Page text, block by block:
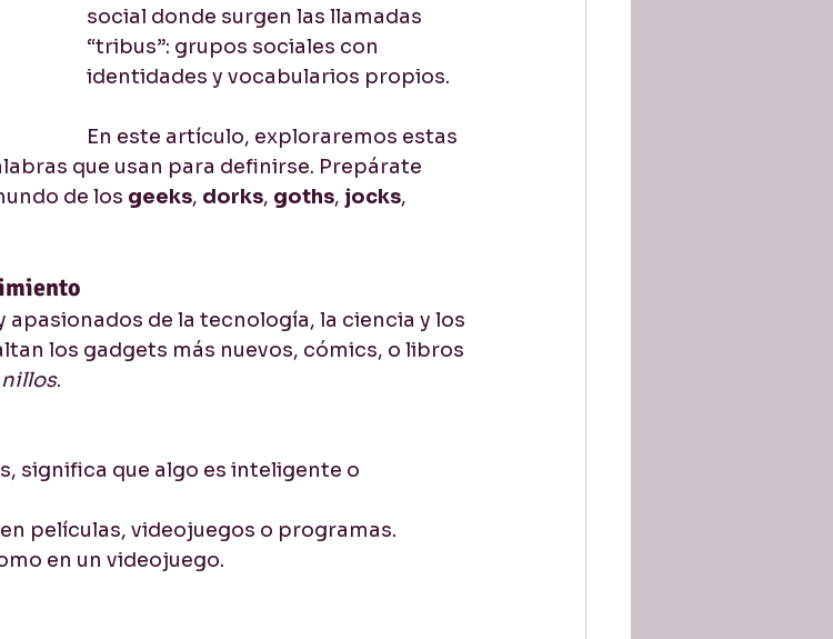
social donde surgen las llamadas
“tribus”: grupos sociales con
identidades y vocabularios propios.
En este artículo, exploraremos estas
que usan para definirse. Prepárate
de los geeks, dorks, goths, jocks,
apasionados de la tecnología, la ciencia y los
los gadgets más nuevos, cómics, o libros
.
significa que algo es inteligente o
películas, videojuegos o programas.
en un videojuego.